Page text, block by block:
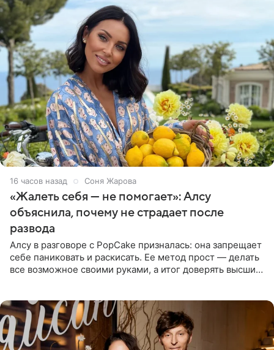
16 часов назад Соня Жарова
«Жалеть себя — не помогает»: Алсу
объяснила, почему не страдает после
развода
Алсу в разговоре с PopCake призналась: она запрещает
себе паниковать и раскисать. Ее метод прост — делать
все возможное своими руками, а итог доверять высшим